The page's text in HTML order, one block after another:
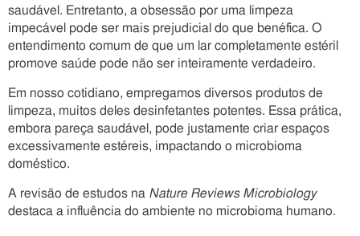
saudável. Entretanto, a obsessão por uma limpeza
impecável pode ser mais prejudicial do que benéfica. O
entendimento comum de que um lar completamente estéril
promove saúde pode não ser inteiramente verdadeiro.
Em nosso cotidiano, empregamos diversos produtos de
limpeza, muitos deles desinfetantes potentes. Essa prática,
embora pareça saudável, pode justamente criar espaços
excessivamente estéreis, impactando o microbioma
doméstico.
A revisão de estudos na Nature Reviews Microbiology
destaca a influência do ambiente no microbioma humano.